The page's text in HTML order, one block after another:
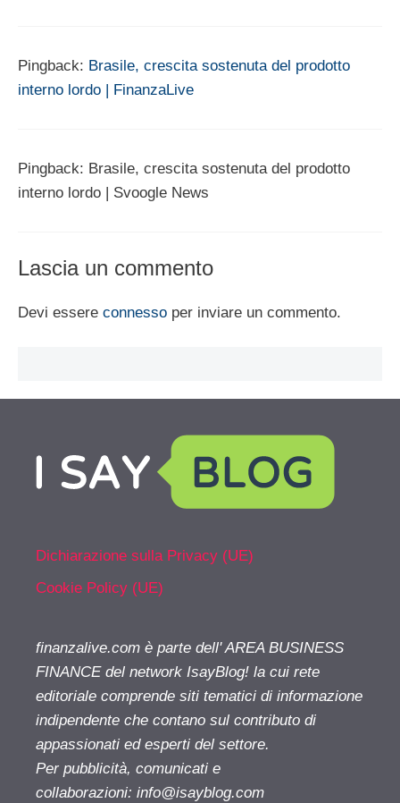
Pingback: Brasile, crescita sostenuta del prodotto
interno lordo | FinanzaLive
Pingback: Brasile, crescita sostenuta del prodotto
interno lordo | Svoogle News
Lascia un commento
Devi essere connesso per inviare un commento.
Dichiarazione sulla Privacy (UE)
Cookie Policy (UE)
finanzalive.com è parte dell' AREA BUSINESS
FINANCE del network IsayBlog! la cui rete
editoriale comprende siti tematici di informazione
indipendente che contano sul contributo di
appassionati ed esperti del settore.
Per pubblicità, comunicati e
collaborazioni: info@isayblog.com